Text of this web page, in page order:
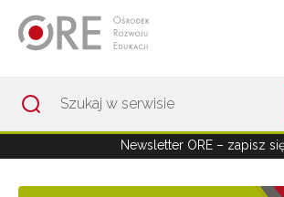
Newsletter ORE – zapisz